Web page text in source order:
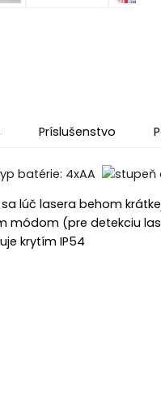
Príslušenstvo
lúč lasera behom
módom (pre detekciu
krytím IP54